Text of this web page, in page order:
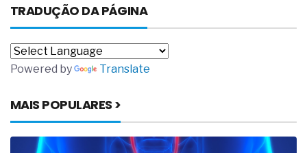
TRADUÇÃO DA PÁGINA
Powered by Translate
MAIS POPULARES >